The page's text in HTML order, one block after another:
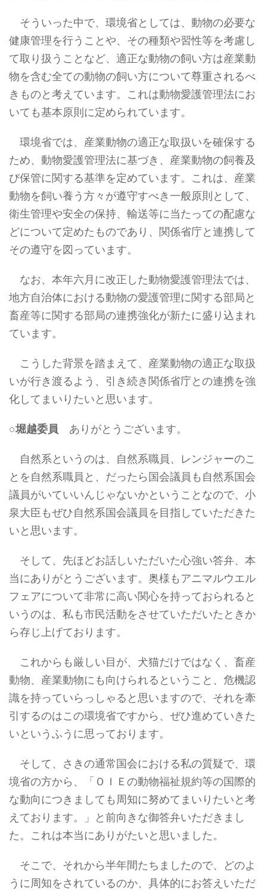
そういった中で、環境省としては、動物の必要な
健康管理を行うことや、その種類や習性等を考慮し
て取り扱うことなど、適正な動物の飼い方は産業動
物を含む全ての動物の飼い方について尊重されるべ
きものと考えています。これは動物愛護管理法にお
いても基本原則に定められています。
環境省では、産業動物の適正な取扱いを確保する
ため、動物愛護管理法に基づき、産業動物の飼養及
び保管に関する基準を定めています。これは、産業
動物を飼い養う方々が遵守すべき一般原則として、
衛生管理や安全の保持、輸送等に当たっての配慮な
どについて定めたものであり、関係省庁と連携して
その遵守を図っています。
なお、本年六月に改正した動物愛護管理法では、
地方自治体における動物の愛護管理に関する部局と
畜産等に関する部局の連携強化が新たに盛り込まれ
ています。
こうした背景を踏まえて、産業動物の適正な取扱
いが行き渡るよう、引き続き関係省庁との連携を強
化してまいりたいと思います。
○堀越委員 ありがとうございます。
自然系というのは、自然系職員、レンジャーのこ
とを自然系職員と、だったら国会議員も自然系国会
議員がいていいんじゃないかということなので、小
泉大臣もぜひ自然系国会議員を目指していただきた
いと思います。
そして、先ほどお話しいただいた心強い答弁、本
当にありがとうございます。奥様もアニマルウエル
フェアについて非常に高い関心を持っておられると
いうのは、私も市民活動をさせていただいたときか
ら存じ上げております。
これからも厳しい目が、犬猫だけではなく、畜産
動物、産業動物にも向けられるということ、危機認
識を持っていらっしゃると思いますので、それを牽
引するのはこの環境省ですから、ぜひ進めていきた
いというふうに思っております。
そして、さきの通常国会における私の質疑で、環
境省の方から、「ＯＩＥの動物福祉規約等の国際的
な動向につきましても周知に努めてまいりたいと考
えております。」と前向きな御答弁いただきまし
た。これは本当にありがたいと思いました。
そこで、それから半年間たちましたので、どのよ
うに周知をされているのか、具体的にお答えいただ